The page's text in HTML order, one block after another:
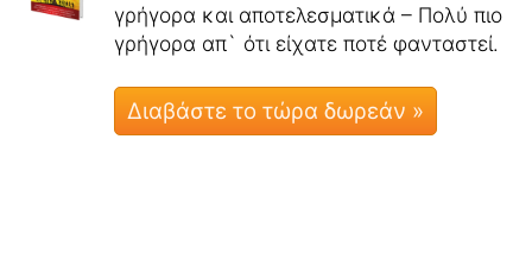
γρήγορα και αποτελεσματικά – Πολύ πιο
γρήγορα απ` ότι είχατε ποτέ φανταστεί.
Διαβάστε το τώρα δωρεάν »